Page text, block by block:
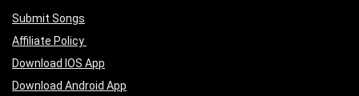
Submit Songs
Affiliate Policy
Download IOS App
Download Android App